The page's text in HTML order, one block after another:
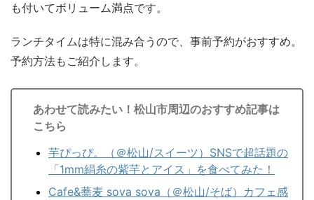
も付いてボリューム満点です。
ランチタイムは特に混み合うので、事前予約がおすすめ。
予約方法もご紹介します。
あわせて読みたい！松山市周辺のおすすめ記事は
こちら
芋ぴっぴ。（＠松山/スイーツ）SNSで超話題の
「1mm絹糸の紫芋とアイス」を食べてみた！
Cafe&蕎麦 sova sova（＠松山/そば）カフェ感